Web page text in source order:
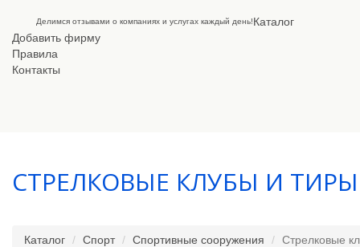
Делимся отзывами о компаниях и услугах каждый день!Каталог
Добавить фирму
Правила
Контакты
СТРЕЛКОВЫЕ КЛУБЫ И ТИРЫ
Каталог Спорт Спортивные сооружения Стрелковые